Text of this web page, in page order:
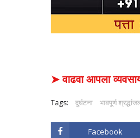
➤ वाढवा आपला
Tags: दुर्घटना भावपूर्ण
Facebook